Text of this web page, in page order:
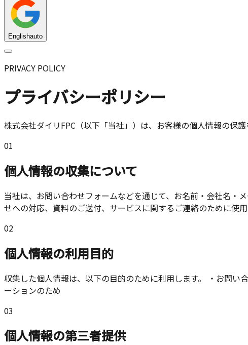
Englishauto
PRIVACY POLICY
プライバシーポリシー
株式会社ダイリFPC（以下「当社」）は、お客様の個人情報の保
01
個人情報の収集について
当社は、お問い合わせフォームなどを通じて、お名前・会社名・
せへの対応、資料のご送付、サービスに関するご連絡のために使用
02
個人情報の利用目的
収集した個人情報は、以下の目的のために利用します。 ・お問
ーションのため
03
個人情報の第三者提供